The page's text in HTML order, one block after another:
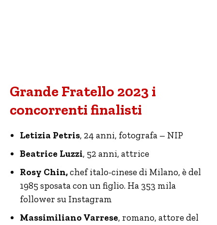
Grande Fratello 2023 i
concorrenti finalisti
Letizia Petris, 24 anni, fotografa – NIP
Beatrice Luzzi, 52 anni, attrice
Rosy Chin,chef italo-cinese di Milano, è del
1985 sposata con un figlio. Ha 353 mila
follower su Instagram
Massimiliano Varrese, romano, attore del